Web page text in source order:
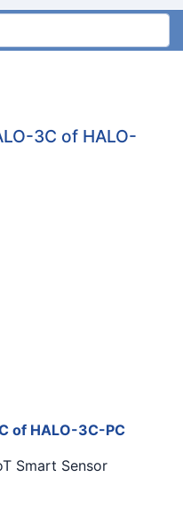
3C of HALO-
of HALO-3C-PC
Smart Sensor